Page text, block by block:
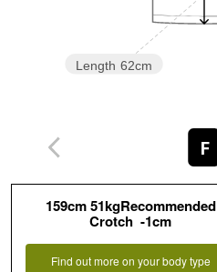
Length 62cm
F
159cm 51kgRecommended
Crotch -1cm
Find out more on your body type